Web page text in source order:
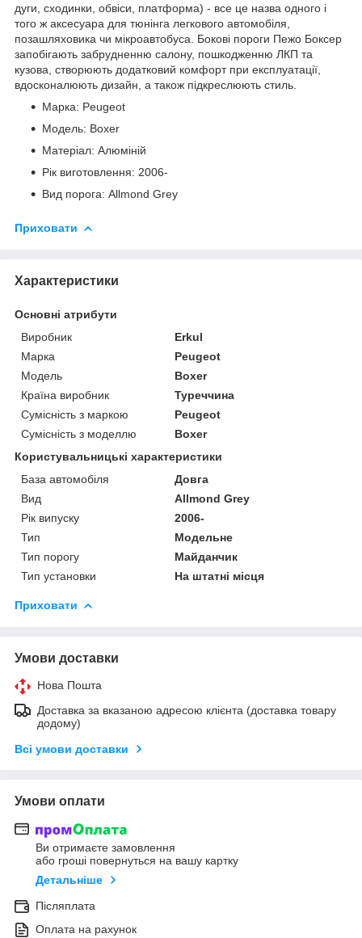
дуги, сходинки, обвіси, платформа) - все це назва одного і
того ж аксесуара для тюнінга легкового автомобіля,
позашляховика чи мікроавтобуса. Бокові пороги Пежо Боксер
запобігають забрудненню салону, пошкодженню ЛКП та
кузова, створюють додатковий комфорт при експлуатації,
вдосконалюють дизайн, а також підкреслюють стиль.
Марка: Peugeot
Модель: Boxer
Матеріал: Алюміній
Рік виготовлення: 2006-
Вид порога: Allmond Grey
Приховати
Характеристики
Основні атрибути
Виробник
Erkul
Марка
Peugeot
Модель
Boxer
Країна виробник
Туреччина
Сумісність з маркою
Peugeot
Сумісність з моделлю
Boxer
Користувальницькі характеристики
База автомобіля
Довга
Вид
Allmond Grey
Рік випуску
2006-
Тип
Модельне
Тип порогу
Майданчик
Тип установки
На штатні місця
Приховати
Умови доставки
Нова Пошта
Доставка за вказаною адресою клієнта (доставка товару
додому)
Всі умови доставки
Умови оплати
Ви отримаєте замовлення
або гроші повернуться на вашу картку
Детальніше
Післяплата
Оплата на рахунок